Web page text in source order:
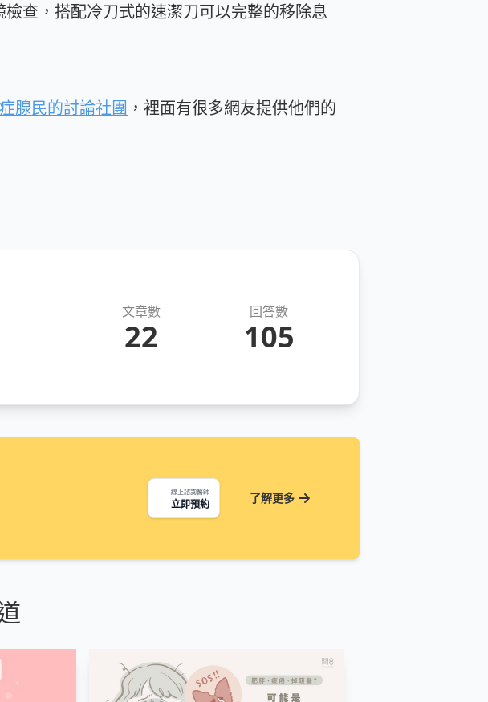
查，搭配冷刀式的速潔刀可以完整的移除息
腺民的討論社團 ，裡面有很多網友提供他們的
文章數
22
回答數
105
線上諮詢醫師
立即預約 了解更多